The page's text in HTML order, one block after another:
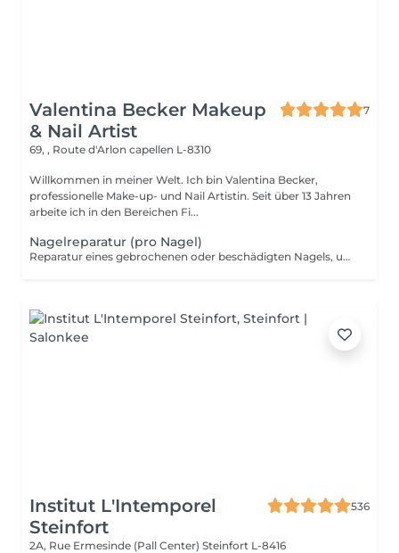
Valentina Becker Makeup
& Nail Artist
7
69, , Route d'Arlon capellen L-8310
Willkommen in meiner Welt. Ich bin Valentina Becker,
professionelle Make-up- und Nail Artistin. Seit über 13 Jahren
arbeite ich in den Bereichen Fi...
Nagelreparatur (pro Nagel)
Reparatur eines gebrochenen oder beschädigten Nagels, um Stabilität und ein gepflegtes Erscheinungsbild wiederherzustellen. Preis pro Nagel. Innerhalb von 7 Tagen nach Ihrem Termin kostenlos. Ab dem 8. Tag wird die Reparatur berechnet.
Institut L'Intemporel
Steinfort
536
2A, Rue Ermesinde (Pall Center) Steinfort L-8416